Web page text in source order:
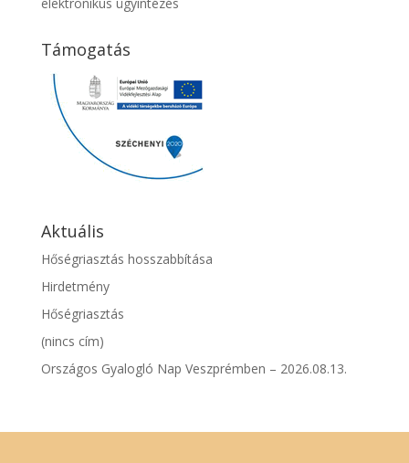
Támogatás
Aktuális
Hőségriasztás hosszabbítása
Hirdetmény
Hőségriasztás
(nincs cím)
Országos Gyalogló Nap Veszprémben – 2026.08.13.